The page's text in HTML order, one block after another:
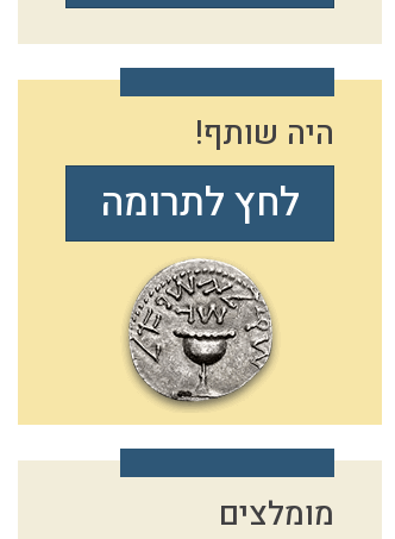
היה שותף!
לחץ לתרומה
מומלצים